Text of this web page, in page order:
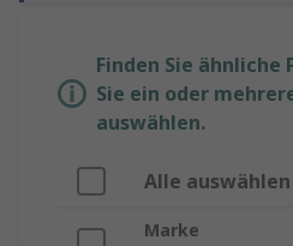
Finden Sie
Sie ein oder
auswählen.
Alle auswählen
Marke